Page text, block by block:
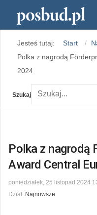
Jesteś tutaj: Start
Polka z nagrodą
2024
Szukaj
Polka z nagrodą
Award Central
poniedziałek, 25 listopad 2024
Dział: Najnowsze